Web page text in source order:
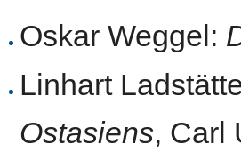
Oskar Weggel:
Linhart
Ostasiens, Carl